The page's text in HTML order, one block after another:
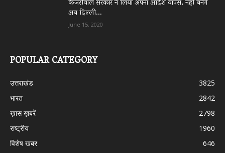
केजरीवाल सरकार ने लिया अपना आदेश वापस, नहीं बनेंगे
अब दिल्ली...
June 15, 2020
POPULAR CATEGORY
उत्तराखंड
3825
भारत
2842
ख़ास ख़बरें
2798
राष्ट्रीय
1960
विशेष खबर
646